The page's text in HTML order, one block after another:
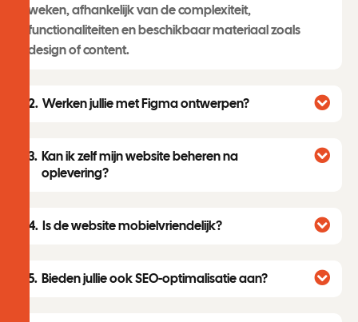
weken, afhankelijk van de complexiteit,
functionaliteiten en beschikbaar materiaal zoals
design of content.
Werken jullie met Figma ontwerpen?
Kan ik zelf mijn website beheren na
oplevering?
Is de website mobielvriendelijk?
Bieden jullie ook SEO-optimalisatie aan?